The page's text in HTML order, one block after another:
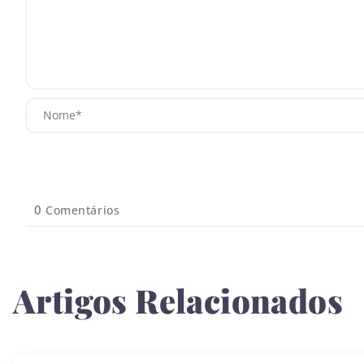
0 Comentários
Artigos Relacionados